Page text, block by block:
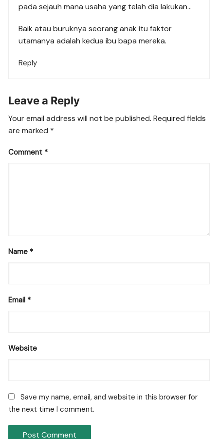
pada sejauh mana usaha yang telah dia lakukan…
Baik atau buruknya seorang anak itu faktor
utamanya adalah kedua ibu bapa mereka.
Reply
Leave a Reply
Your email address will not be published. Required fields
are marked *
Comment *
Name *
Email *
Website
Save my name, email, and website in this browser for
the next time I comment.